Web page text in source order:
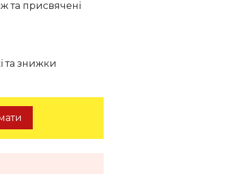
та присвячені
та знижки